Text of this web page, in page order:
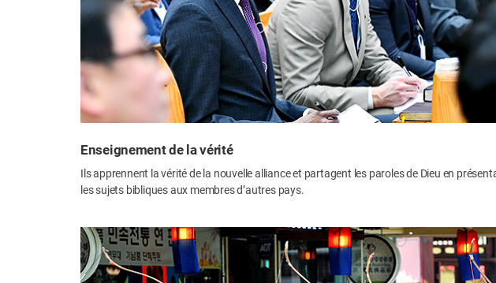
Enseignement de la vérité
Ils apprennent la vérité de la nouvelle alliance et partagent les paroles de Dieu en
les sujets bibliques aux membres d’autres pays.